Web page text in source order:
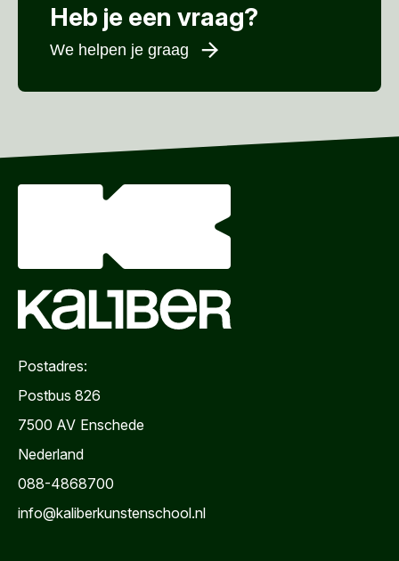
Heb je een vraag?
We helpen je graag
E-mailadres
Telefoonnummer
Woonplaats*
Bericht
Postadres:
Postbus 826
7500 AV Enschede
Nederland
088-4868700
info@kaliberkunstenschool.nl